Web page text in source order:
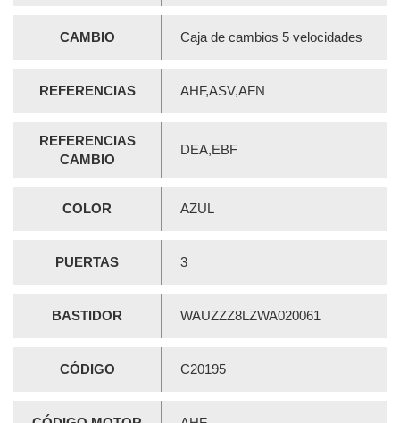
CAMBIO Caja de cambios 5 velocidades
REFERENCIAS AHF,ASV,AFN
REFERENCIAS
CAMBIO
DEA,EBF
COLOR AZUL
PUERTAS 3
BASTIDOR WAUZZZ8LZWA020061
CÓDIGO C20195